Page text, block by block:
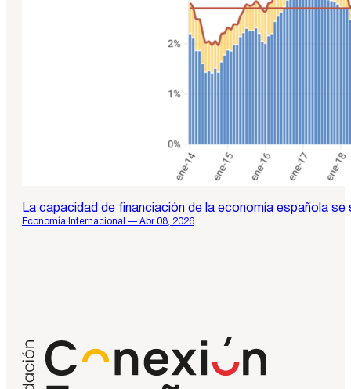
La capacidad de financiación de la economía española
Economía Internacional — Abr 08, 2026